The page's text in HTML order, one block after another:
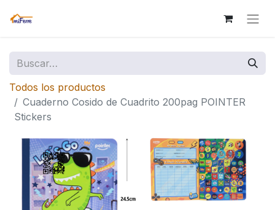
Todos los productos
Cuaderno Cosido de Cuadrito 200pag POINTER
Stickers